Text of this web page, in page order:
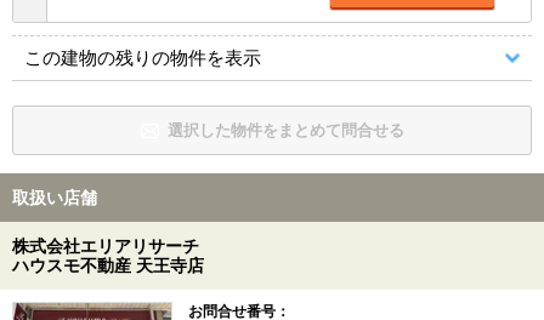
この建物の残りの物件を表示
選択した物件をまとめて問合せる
取扱い店舗
株式会社エリアリサーチ
ハウスモ不動産 天王寺店
お問合せ番号：